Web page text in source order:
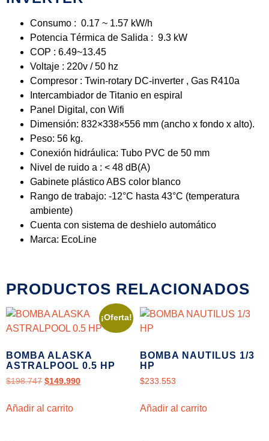
Consumo : 0.17 ~ 1.57 kW/h
Potencia Térmica de Salida : 9.3 kW
COP : 6.49~13.45
Voltaje : 220v / 50 hz
Compresor : Twin-rotary DC-inverter , Gas R410a
Intercambiador de Titanio en espiral
Panel Digital, con Wifi
Dimensión: 832×338×556 mm (ancho x fondo x alto).
Peso: 56 kg.
Conexión hidráulica: Tubo PVC de 50 mm
Nivel de ruido a : < 48 dB(A)
Gabinete plástico ABS color blanco
Rango de trabajo: -12°C hasta 43°C (temperatura
ambiente)
Cuenta con sistema de deshielo automático
Marca: EcoLine
PRODUCTOS RELACIONADOS
¡Oferta!
BOMBA ALASKA
ASTRALPOOL 0.5 HP
$198.747 $149.990
Añadir al carrito
BOMBA NAUTILUS 1/3
HP
$233.553
Añadir al carrito